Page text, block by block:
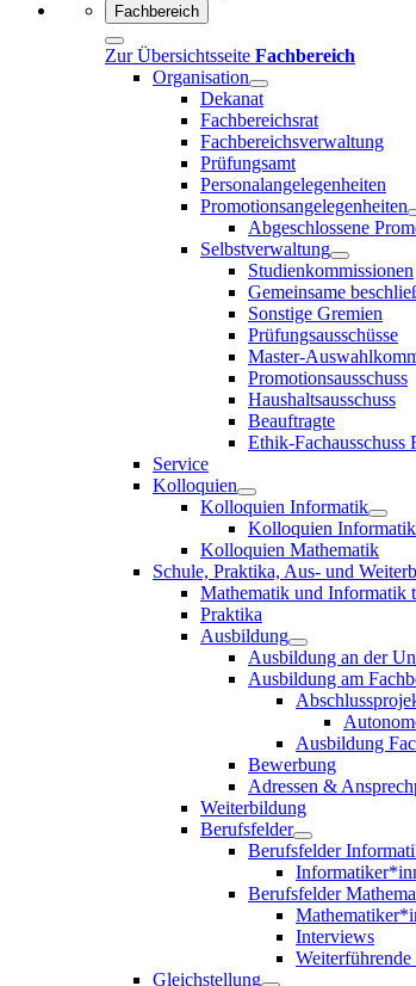
Fachbereich
Zur Übersichtsseite Fachbereich
Organisation
Dekanat
Fachbereichsrat
Fachbereichsverwaltung
Prüfungsamt
Personalangelegenheiten
Promotionsangelegenheiten
Abgeschlossene
Selbstverwaltung
Studienkommissionen
Gemeinsame
Sonstige Gremien
Prüfungsausschüsse
Master-
Promotionsausschuss
Haushaltsausschuss
Beauftragte
Ethik-Fachausschuss
Service
Kolloquien
Kolloquien Informatik
Kolloquien
Kolloquien Mathematik
Schule, Praktika, Aus- und
Mathematik und Informatik
Praktika
Ausbildung
Ausbildung an der
Ausbildung am
Ausbildung
Bewerbung
Adressen &
Weiterbildung
Berufsfelder
Berufsfelder
Berufsfelder
Interviews
Gleichstellung